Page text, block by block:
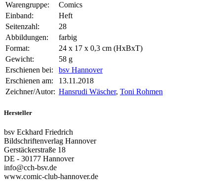
Warengruppe:
Comics
Einband:
Heft
Seitenzahl:
28
Abbildungen:
farbig
Format:
24 x 17 x 0,3 cm (HxBxT)
Gewicht:
58 g
Erschienen bei:
bsv Hannover
Erschienen am:
13.11.2018
Zeichner/Autor: Hansrudi Wäscher, Toni Rohmen
Hersteller
bsv Eckhard Friedrich
Bildschriftenverlag Hannover
Gerstäckerstraße 18
DE - 30177 Hannover
info@cch-bsv.de
www.comic-club-hannover.de